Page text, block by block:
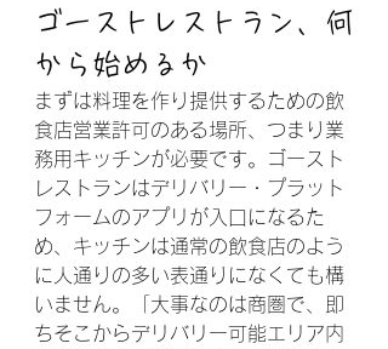
ゴーストレストラン、何
から始めるか
まずは料理を作り提供するための飲
食店営業許可のある場所、つまり業
務用キッチンが必要です。ゴースト
レストランはデリバリー・プラット
フォームのアプリが入口になるた
め、キッチンは通常の飲食店のよう
に人通りの多い表通りになくても構
いません。「大事なのは商圏で、即
ちそこからデリバリー可能エリア内